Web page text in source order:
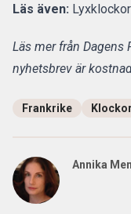
Läs även:
Läs mer från Dagens
nyhetsbrev är
Frankrike Klockor
Annika